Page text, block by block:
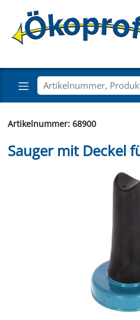
Artikelnummer: 68900
Sauger mit Deckel